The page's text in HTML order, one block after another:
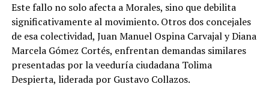
Este fallo no solo afecta a Morales, sino que debilita
significativamente al movimiento. Otros dos concejales
de esa colectividad, Juan Manuel Ospina Carvajal y Diana
Marcela Gómez Cortés, enfrentan demandas similares
presentadas por la veeduría ciudadana Tolima
Despierta, liderada por Gustavo Collazos.